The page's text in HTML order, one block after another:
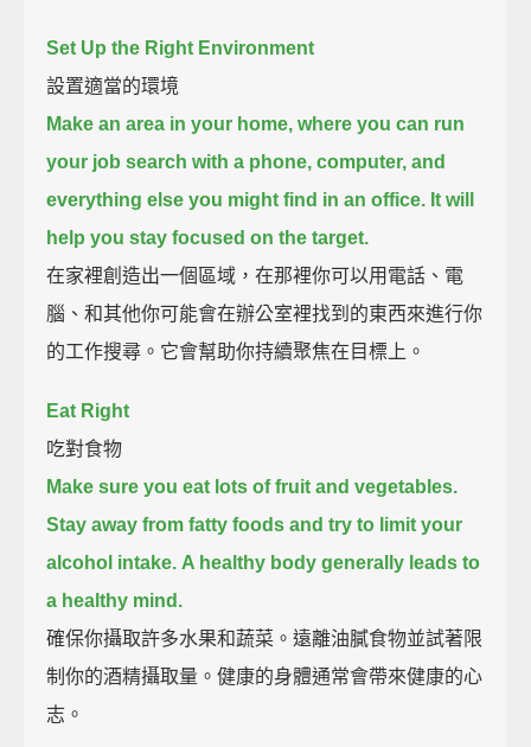
Set Up the Right Environment
設置適當的環境
Make an area in your home, where you can run
your job search with a phone, computer, and
everything else you might find in an office. It will
help you stay focused on the target.
在家裡創造出一個區域，在那裡你可以用電話、電
腦、和其他你可能會在辦公室裡找到的東西來進行你
的工作搜尋。它會幫助你持續聚焦在目標上。
Eat Right
吃對食物
Make sure you eat lots of fruit and vegetables.
Stay away from fatty foods and try to limit your
alcohol intake. A healthy body generally leads to
a healthy mind.
確保你攝取許多水果和蔬菜。遠離油膩食物並試著限
制你的酒精攝取量。健康的身體通常會帶來健康的心
志。